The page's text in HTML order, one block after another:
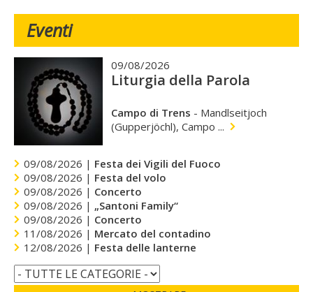
Eventi
09/08/2026
Liturgia della Parola
Campo di Trens - Mandlseitjoch
(Gupperjöchl), Campo ...
09/08/2026 | Festa dei Vigili del Fuoco
09/08/2026 | Festa del volo
09/08/2026 | Concerto
09/08/2026 | „Santoni Family“
09/08/2026 | Concerto
11/08/2026 | Mercato del contadino
12/08/2026 | Festa delle lanterne